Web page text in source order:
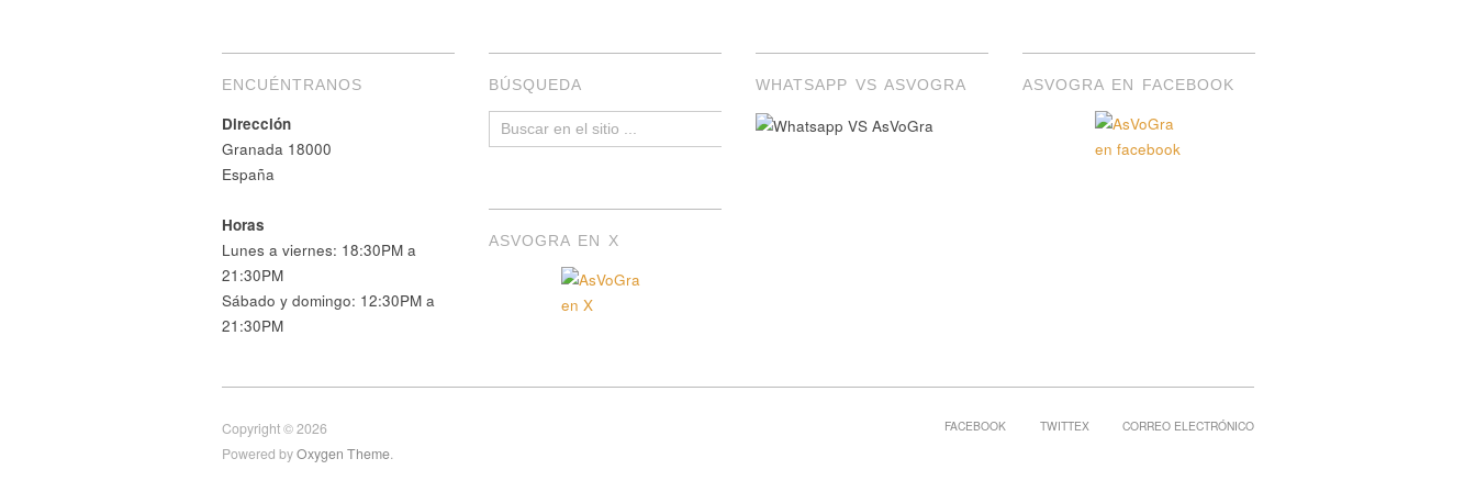
ENCUÉNTRANOS
Dirección
Granada 18000
España
Horas
Lunes a viernes: 18:30PM a
21:30PM
Sábado y domingo: 12:30PM a
21:30PM
BÚSQUEDA WHATSAPP VS ASVOGRA ASVOGRA EN FACEBOOK
ASVOGRA EN X
Copyright © 2026
Powered byOxygen Theme.
FACEBOOK TWITTEX CORREO ELECTRÓNICO